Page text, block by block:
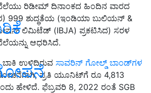
ರಿಡೀಮ್ ದಿನಾಂಕದ ಹಿಂದಿನ ವಾರದ
999 ಶುದ್ಧತೆಯ (ಇಂಡಿಯಾ ಬುಲಿಯನ್ &
​​ಲಿಮಿಟೆಡ್ (IBJA) ಪ್ರಕಟಿಸಿದ) ಸರಳ
ಆಧರಿಸಿದೆ.
ಬಾಕಿ ಉಳಿದಿರುವ ಸಾವರಿನ್ ಗೋಲ್ಡ್ ಬಾಂಡ್‌ಗಳ
ಪ್ರತಿ ಯೂನಿಟ್‌ಗೆ ರೂ 4,813
ಹೇಳಿದೆ. ಫೆಬ್ರವರಿ 8, 2022 ರಂತೆ SGB